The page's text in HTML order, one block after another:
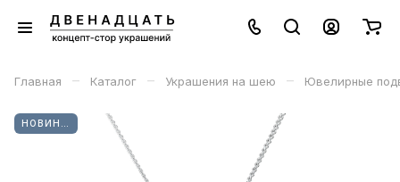
Главная – Каталог – Украшения на шею – Ювелирные